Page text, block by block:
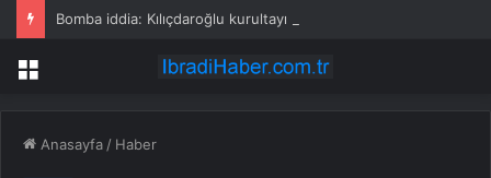
Menü
Anasayfa / Haber